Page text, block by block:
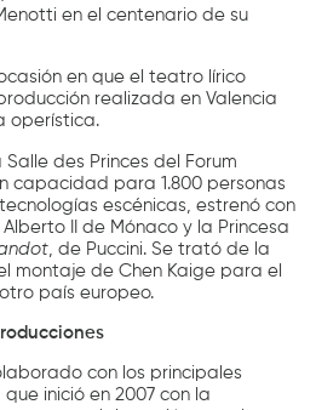
en el centenario de su
en que el teatro lírico
realizada en Valencia
operística.
des Princes del Forum
capacidad para 1.800 personas
escénicas, estrenó con
II de Mónaco y la Princesa
, de Puccini. Se trató de la
montaje de Chen Kaige para el
país europeo.
con los principales
inició en 2007 con la